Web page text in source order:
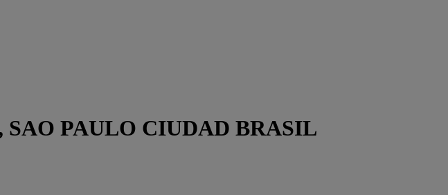
SAO PAULO CIUDAD BRASIL